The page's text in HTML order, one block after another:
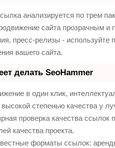
анализируется по трем
сайта прозрачным
пресс-релизы -
вашего сайта.
делать SeoHammer
в один клик,
степенью качества у
проверка качества ссылок
качества проекта.
форматы ссылок: